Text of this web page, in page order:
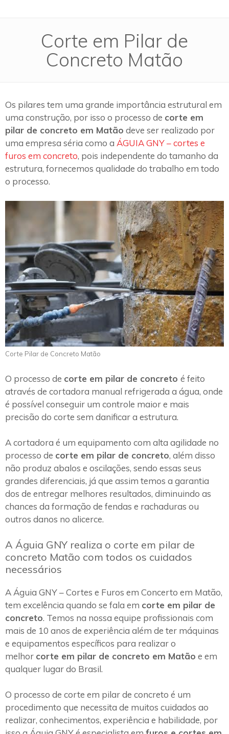
Corte em Pilar de
Concreto Matão
Os pilares tem uma grande importância estrutural em
uma construção, por isso o processo de corte em
pilar de concreto em Matão deve ser realizado por
uma empresa séria como a ÁGUIA GNY – cortes e
furos em concreto, pois independente do tamanho da
estrutura, fornecemos qualidade do trabalho em todo
o processo.
Corte Pilar de Concreto Matão
O processo de corte em pilar de concreto é feito
através de cortadora manual refrigerada a água, onde
é possível conseguir um controle maior e mais
precisão do corte sem danificar a estrutura.
A cortadora é um equipamento com alta agilidade no
processo de corte em pilar de concreto, além disso
não produz abalos e oscilações, sendo essas seus
grandes diferenciais, já que assim temos a garantia
dos de entregar melhores resultados, diminuindo as
chances da formação de fendas e rachaduras ou
outros danos no alicerce.
A Águia GNY realiza o corte em pilar de
concreto Matão com todos os cuidados
necessários
A Águia GNY – Cortes e Furos em Concerto em Matão,
tem excelência quando se fala em corte em pilar de
concreto. Temos na nossa equipe profissionais com
mais de 10 anos de experiência além de ter máquinas
e equipamentos específicos para realizar o
melhor corte em pilar de concreto em Matão e em
qualquer lugar do Brasil.
O processo de corte em pilar de concreto é um
procedimento que necessita de muitos cuidados ao
realizar, conhecimentos, experiência e habilidade, por